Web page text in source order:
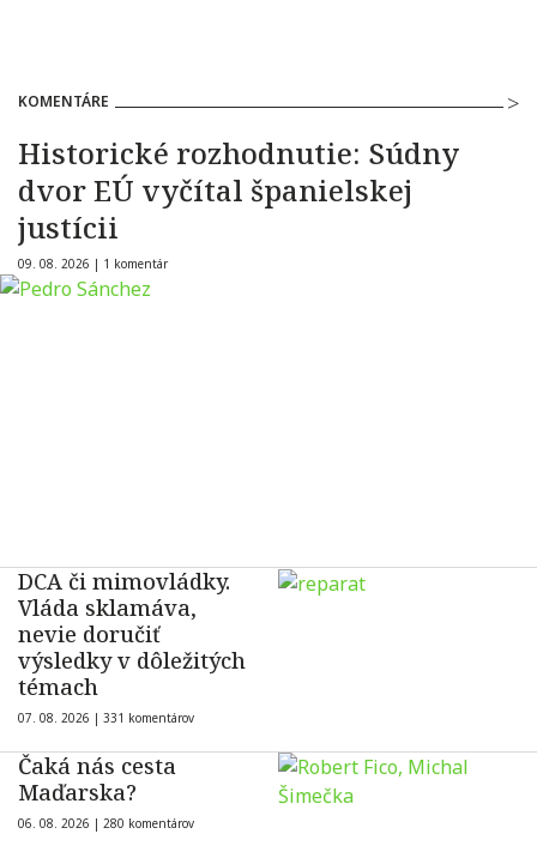
KOMENTÁRE
Historické rozhodnutie: Súdny
dvor EÚ vyčítal španielskej
justícii
09. 08. 2026 | 1 komentár
DCA či mimovládky.
Vláda sklamáva,
nevie doručiť
výsledky v dôležitých
témach
07. 08. 2026 | 331 komentárov
Čaká nás cesta
Maďarska?
06. 08. 2026 | 280 komentárov